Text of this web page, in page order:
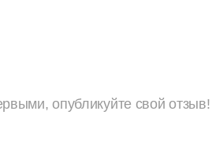
опубликуйте свой отзыв!